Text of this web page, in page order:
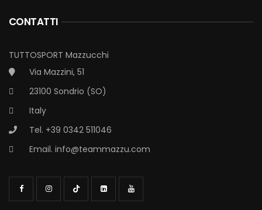
CONTATTI
TUTTOSPORT Mazzucchi
Via Mazzini, 51
23100 Sondrio (SO)
Italy
Tel. +39 0342 511046
Email. info@teammazzu.com